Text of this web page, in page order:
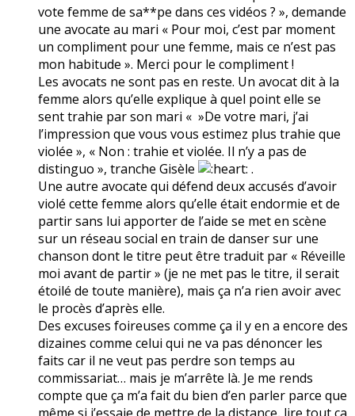
vote femme de sa**pe dans ces vidéos ? », demande
une avocate au mari « Pour moi, c’est par moment
un compliment pour une femme, mais ce n’est pas
mon habitude ». Merci pour le compliment !
Les avocats ne sont pas en reste. Un avocat dit à la
femme alors qu’elle explique à quel point elle se
sent trahie par son mari « »De votre mari, j’ai
l’impression que vous vous estimez plus trahie que
violée », « Non : trahie et violée. Il n’y a pas de
distinguo », tranche Gisèle
.
Une autre avocate qui défend deux accusés d’avoir
violé cette femme alors qu’elle était endormie et de
partir sans lui apporter de l’aide se met en scène
sur un réseau social en train de danser sur une
chanson dont le titre peut être traduit par « Réveille
moi avant de partir » (je ne met pas le titre, il serait
étoilé de toute manière), mais ça n’a rien avoir avec
le procès d’après elle.
Des excuses foireuses comme ça il y en a encore des
dizaines comme celui qui ne va pas dénoncer les
faits car il ne veut pas perdre son temps au
commissariat… mais je m’arrête là. Je me rends
compte que ça m’a fait du bien d’en parler parce que